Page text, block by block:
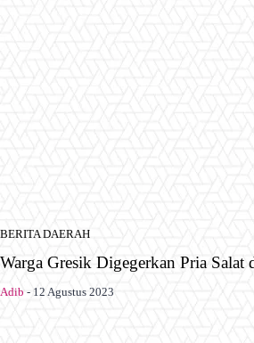
BERITA DAERAH
Warga Gresik Digegerkan Pria Salat
Adib - 12 Agustus 2023